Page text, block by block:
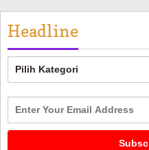
Headline
Headline